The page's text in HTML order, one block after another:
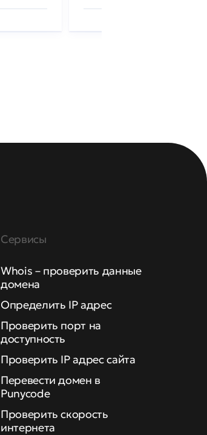
Сервисы
Whois – проверить данные
домена
Определить IP адрес
Проверить порт на
доступность
Проверить IP адрес сайта
Перевести домен в
Punycode
Проверить скорость
интернета